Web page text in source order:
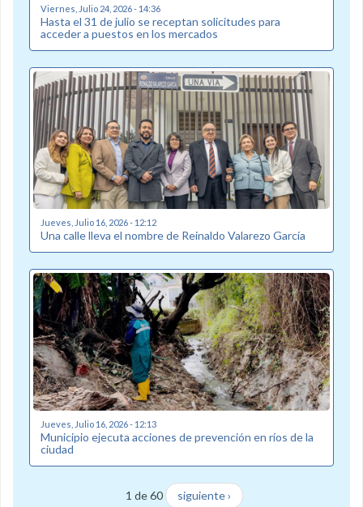
Viernes, Julio 24, 2026 - 14:36
Hasta el 31 de julio se receptan solicitudes para
acceder a puestos en los mercados
Jueves, Julio 16, 2026 - 12:12
Una calle lleva el nombre de Reinaldo Valarezo García
Jueves, Julio 16, 2026 - 12:13
Municipio ejecuta acciones de prevención en ríos de la
ciudad
1 de 60 siguiente ›